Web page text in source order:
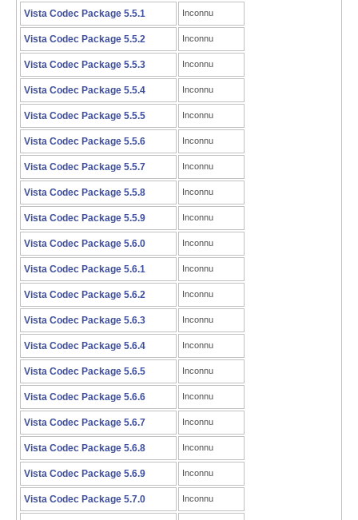
Vista Codec Package 5.5.1 Inconnu
Vista Codec Package 5.5.2 Inconnu
Vista Codec Package 5.5.3 Inconnu
Vista Codec Package 5.5.4 Inconnu
Vista Codec Package 5.5.5 Inconnu
Vista Codec Package 5.5.6 Inconnu
Vista Codec Package 5.5.7 Inconnu
Vista Codec Package 5.5.8 Inconnu
Vista Codec Package 5.5.9 Inconnu
Vista Codec Package 5.6.0 Inconnu
Vista Codec Package 5.6.1 Inconnu
Vista Codec Package 5.6.2 Inconnu
Vista Codec Package 5.6.3 Inconnu
Vista Codec Package 5.6.4 Inconnu
Vista Codec Package 5.6.5 Inconnu
Vista Codec Package 5.6.6 Inconnu
Vista Codec Package 5.6.7 Inconnu
Vista Codec Package 5.6.8 Inconnu
Vista Codec Package 5.6.9 Inconnu
Vista Codec Package 5.7.0 Inconnu